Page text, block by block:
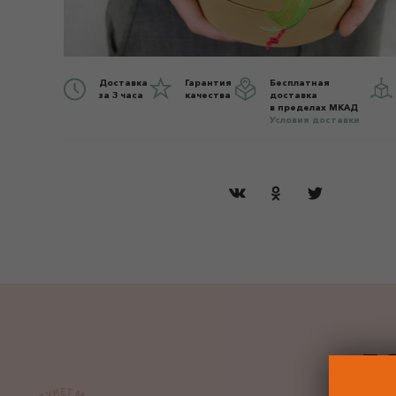
Доставка
за 3 часа
Гарантия
качества
Бесплатная
доставка
в пределах МКАД
Условия доставки